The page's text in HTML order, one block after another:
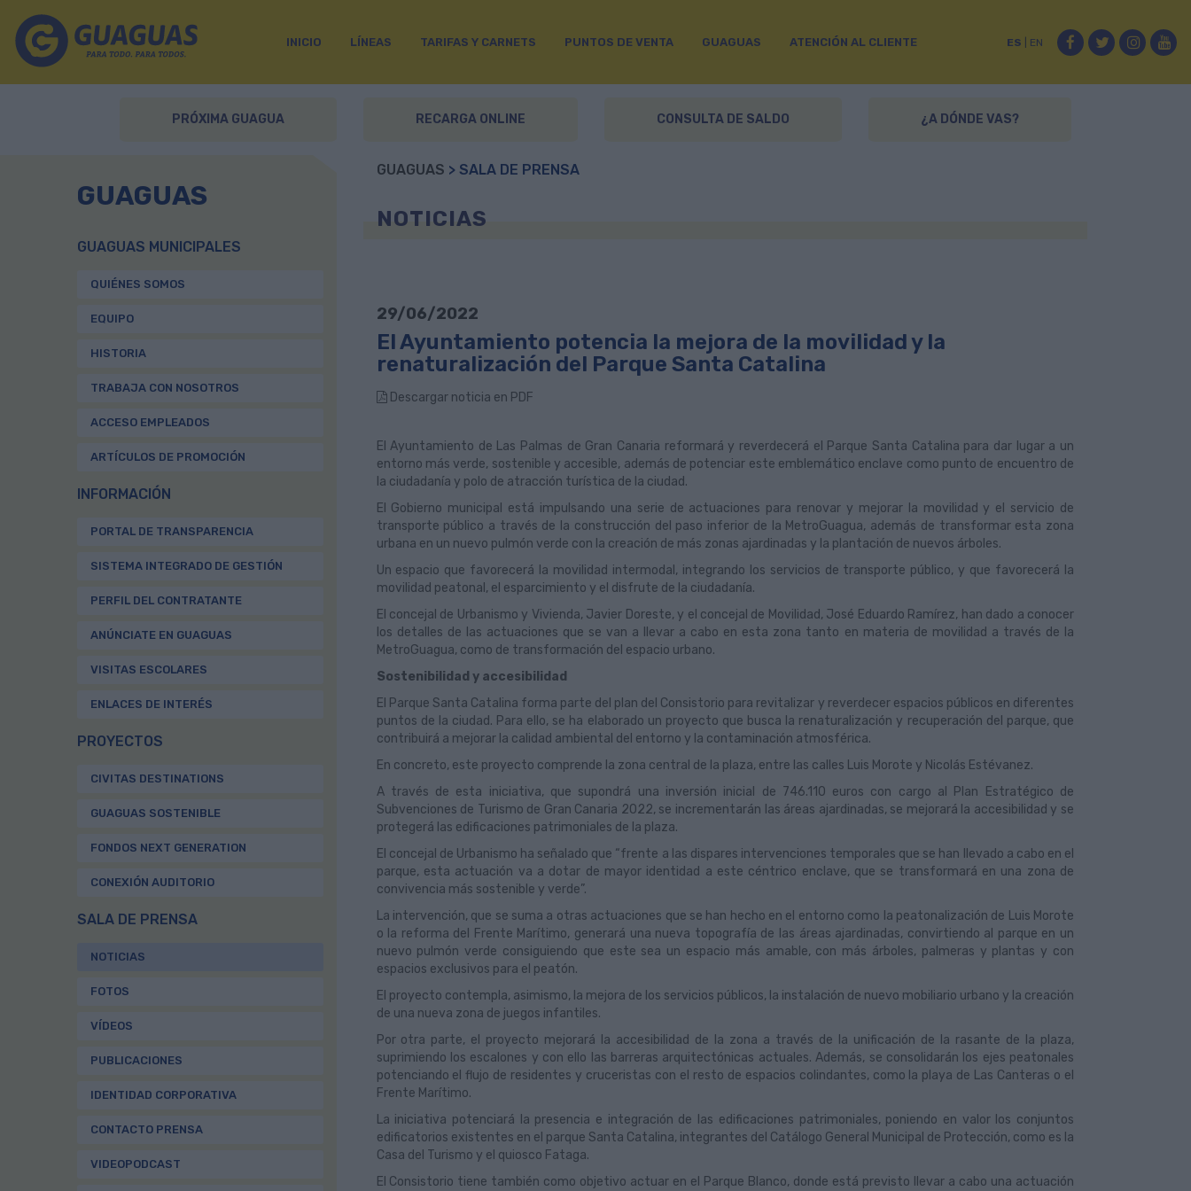
INICIO LÍNEAS TARIFAS Y CARNETS PUNTOS DE VENTA GUAGUAS ATENCIÓN AL CLIENTE Facebook
Twitter
ES EN
PRÓXIMA GUAGUA RECARGA ONLINE CONSULTA DE SALDO ¿A DÓNDE VAS?
GUAGUAS
GUAGUAS MUNICIPALES
QUIÉNES SOMOS
EQUIPO
HISTORIA
TRABAJA CON NOSOTROS
ACCESO EMPLEADOS
ARTÍCULOS DE PROMOCIÓN
INFORMACIÓN
PORTAL DE TRANSPARENCIA
SISTEMA INTEGRADO DE GESTIÓN
PERFIL DEL CONTRATANTE
ANÚNCIATE EN GUAGUAS
VISITAS ESCOLARES
ENLACES DE INTERÉS
PROYECTOS
CIVITAS DESTINATIONS
GUAGUAS SOSTENIBLE
FONDOS NEXT GENERATION
CONEXIÓN AUDITORIO
SALA DE PRENSA
NOTICIAS
FOTOS
VÍDEOS
PUBLICACIONES
IDENTIDAD CORPORATIVA
CONTACTO PRENSA
VIDEOPODCAST
GUAGUAS > SALA DE PRENSA
NOTICIAS
29/06/2022
El Ayuntamiento potencia la mejora de la movilidad y la
renaturalización del Parque Santa Catalina
Descargar noticia en PDF
El Ayuntamiento de Las Palmas de Gran Canaria reformará y reverdecerá el Parque Santa Catalina para dar lugar a un
entorno más verde, sostenible y accesible, además de potenciar este emblemático enclave como punto de encuentro de
la ciudadanía y polo de atracción turística de la ciudad.
El Gobierno municipal está impulsando una serie de actuaciones para renovar y mejorar la movilidad y el servicio de
transporte público a través de la construcción del paso inferior de la MetroGuagua, además de transformar esta zona
urbana en un nuevo pulmón verde con la creación de más zonas ajardinadas y la plantación de nuevos árboles.
Un espacio que favorecerá la movilidad intermodal, integrando los servicios de transporte público, y que favorecerá la
movilidad peatonal, el esparcimiento y el disfrute de la ciudadanía.
El concejal de Urbanismo y Vivienda, Javier Doreste, y el concejal de Movilidad, José Eduardo Ramírez, han dado a conocer
los detalles de las actuaciones que se van a llevar a cabo en esta zona tanto en materia de movilidad a través de la
MetroGuagua, como de transformación del espacio urbano.
Sostenibilidad y accesibilidad
El Parque Santa Catalina forma parte del plan del Consistorio para revitalizar y reverdecer espacios públicos en diferentes
puntos de la ciudad. Para ello, se ha elaborado un proyecto que busca la renaturalización y recuperación del parque, que
contribuirá a mejorar la calidad ambiental del entorno y la contaminación atmosférica.
En concreto, este proyecto comprende la zona central de la plaza, entre las calles Luis Morote y Nicolás Estévanez.
A través de esta iniciativa, que supondrá una inversión inicial de 746.110 euros con cargo al Plan Estratégico de
Subvenciones de Turismo de Gran Canaria 2022, se incrementarán las áreas ajardinadas, se mejorará la accesibilidad y se
protegerá las edificaciones patrimoniales de la plaza.
El concejal de Urbanismo ha señalado que “frente a las dispares intervenciones temporales que se han llevado a cabo en el
parque, esta actuación va a dotar de mayor identidad a este céntrico enclave, que se transformará en una zona de
convivencia más sostenible y verde”.
La intervención, que se suma a otras actuaciones que se han hecho en el entorno como la peatonalización de Luis Morote
o la reforma del Frente Marítimo, generará una nueva topografía de las áreas ajardinadas, convirtiendo al parque en un
nuevo pulmón verde consiguiendo que este sea un espacio más amable, con más árboles, palmeras y plantas y con
espacios exclusivos para el peatón.
El proyecto contempla, asimismo, la mejora de los servicios públicos, la instalación de nuevo mobiliario urbano y la creación
de una nueva zona de juegos infantiles.
Por otra parte, el proyecto mejorará la accesibilidad de la zona a través de la unificación de la rasante de la plaza,
suprimiendo los escalones y con ello las barreras arquitectónicas actuales. Además, se consolidarán los ejes peatonales
potenciando el flujo de residentes y cruceristas con el resto de espacios colindantes, como la playa de Las Canteras o el
Frente Marítimo.
La iniciativa potenciará la presencia e integración de las edificaciones patrimoniales, poniendo en valor los conjuntos
edificatorios existentes en el parque Santa Catalina, integrantes del Catálogo General Municipal de Protección, como es la
Casa del Turismo y el quiosco Fataga.
El Consistorio tiene también como objetivo actuar en el Parque Blanco, donde está previsto llevar a cabo una actuación